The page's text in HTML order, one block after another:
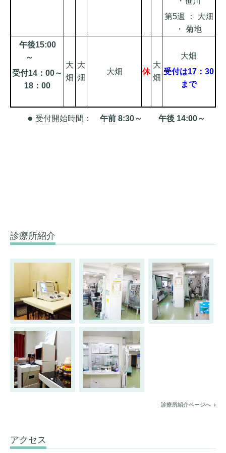
第5週 ： 大畑
・ 菊地
午後15:00
～
受付14：00～
18：00
大
畑
大
畑
大畑 休
大
畑
大畑
受付は17：30
まで
● 受付開始時間： 午前 8:30～ 午後 14:00～
診療所紹介
診療所紹介ページへ
アクセス